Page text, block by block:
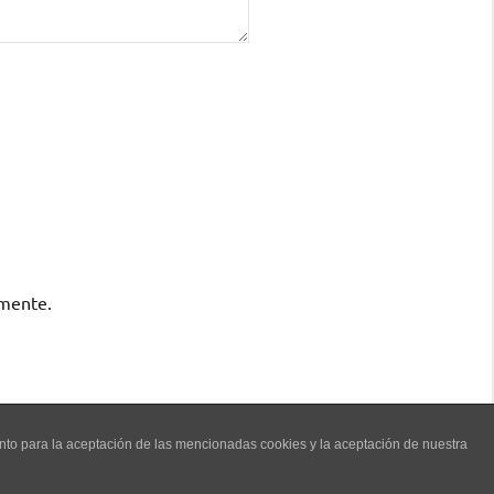
para la aceptación de las mencionadas cookies y la aceptación de nuestra